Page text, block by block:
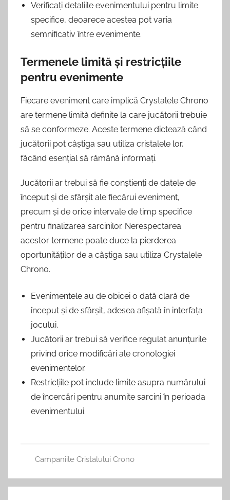
Verificați detaliile evenimentului pentru limite
specifice, deoarece acestea pot varia
semnificativ între evenimente.
Termenele limită și restricțiile
pentru evenimente
Fiecare eveniment care implică Crystalele Chrono
are termene limită definite la care jucătorii trebuie
să se conformeze. Aceste termene dictează când
jucătorii pot câștiga sau utiliza cristalele lor,
făcând esențial să rămână informați.
Jucătorii ar trebui să fie conștienți de datele de
început și de sfârșit ale fiecărui eveniment,
precum și de orice intervale de timp specifice
pentru finalizarea sarcinilor. Nerespectarea
acestor termene poate duce la pierderea
oportunităților de a câștiga sau utiliza Crystalele
Chrono.
Evenimentele au de obicei o dată clară de
început și de sfârșit, adesea afișată în interfața
jocului.
Jucătorii ar trebui să verifice regulat anunțurile
privind orice modificări ale cronologiei
evenimentelor.
Restricțiile pot include limite asupra numărului
de încercări pentru anumite sarcini în perioada
evenimentului.
Campaniile Cristalului Crono